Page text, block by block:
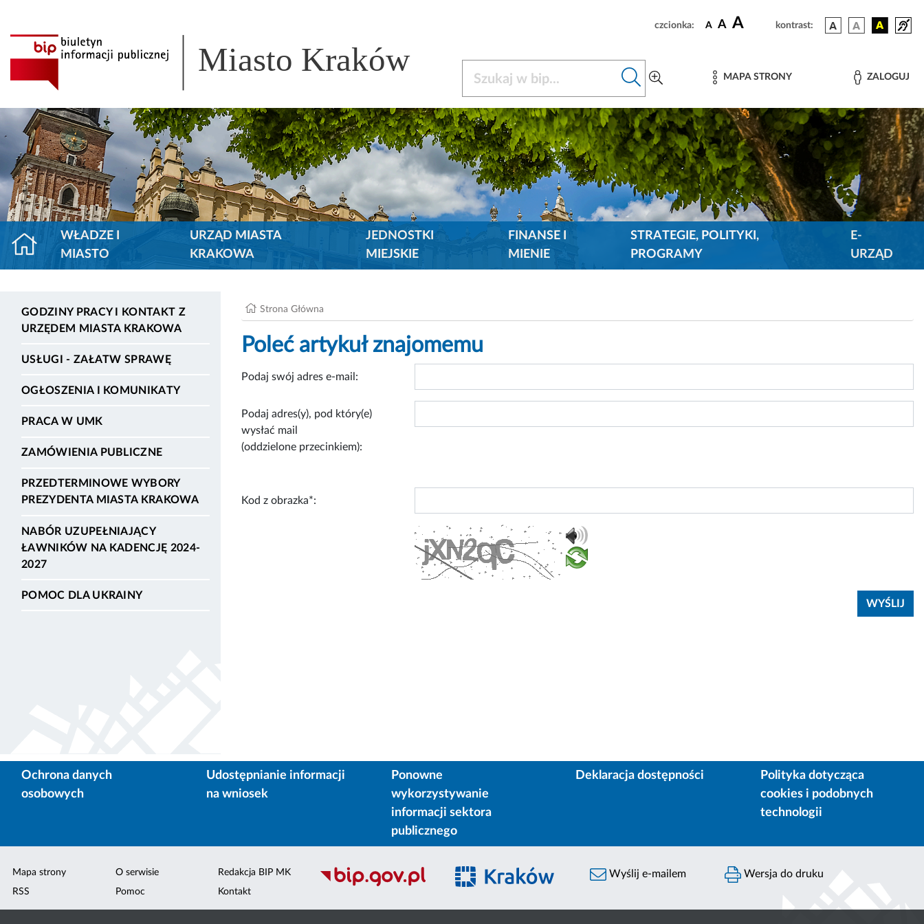
czcionka: A A A kontrast:
Miasto Kraków MAPA STRONY ZALOGUJ
WŁADZE I
MIASTO
URZĄD MIASTA
KRAKOWA
JEDNOSTKI
MIEJSKIE
FINANSE I
MIENIE
STRATEGIE, POLITYKI,
PROGRAMY
E-
URZĄD
GODZINY PRACY I KONTAKT Z
URZĘDEM MIASTA KRAKOWA
USŁUGI - ZAŁATW SPRAWĘ
OGŁOSZENIA I KOMUNIKATY
PRACA W UMK
ZAMÓWIENIA PUBLICZNE
PRZEDTERMINOWE WYBORY
PREZYDENTA MIASTA KRAKOWA
NABÓR UZUPEŁNIAJĄCY
ŁAWNIKÓW NA KADENCJĘ 2024-
2027
POMOC DLA UKRAINY
Strona Główna
Poleć artykuł znajomemu
Podaj swój adres e-mail:
Podaj adres(y), pod który(e)
wysłać mail
(oddzielone przecinkiem):
Kod z obrazka*:
Ochrona danych
osobowych
Udostępnianie informacji
na wniosek
Ponowne
wykorzystywanie
informacji sektora
publicznego
Deklaracja dostępności
Polityka dotycząca
cookies i podobnych
technologii
Mapa strony
RSS
O serwisie
Pomoc
Redakcja BIP MK
Kontakt
Wyślij e-mailem Wersja do druku